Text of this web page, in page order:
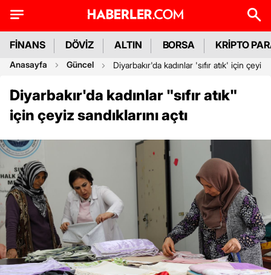
FİNANS DÖVİZ ALTIN BORSA KRİPTO
Anasayfa Güncel Diyarbakır'da kadınlar 'sıfır atık' için çeyiz
Diyarbakır'da kadınlar "sıfır atık"
için çeyiz sandıklarını açtı